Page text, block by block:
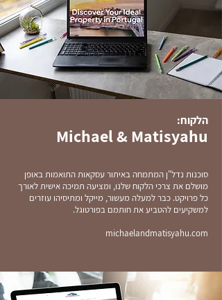
הלקוח:
Michael & Matisyahu
סוכנות נדל"ן המתמחה באיתור עסקאות התואמות באופן
מושלם את צרכי הלקוח שלנו, ומציעה תמיכה אישית לאורך
כל פרויקט. כבר למעלה מעשור, מייקל ומתיסיהו עוזרים
למשקיעים להטביע את חותמם בפורטוגל.
michaelandmatisyahu.com